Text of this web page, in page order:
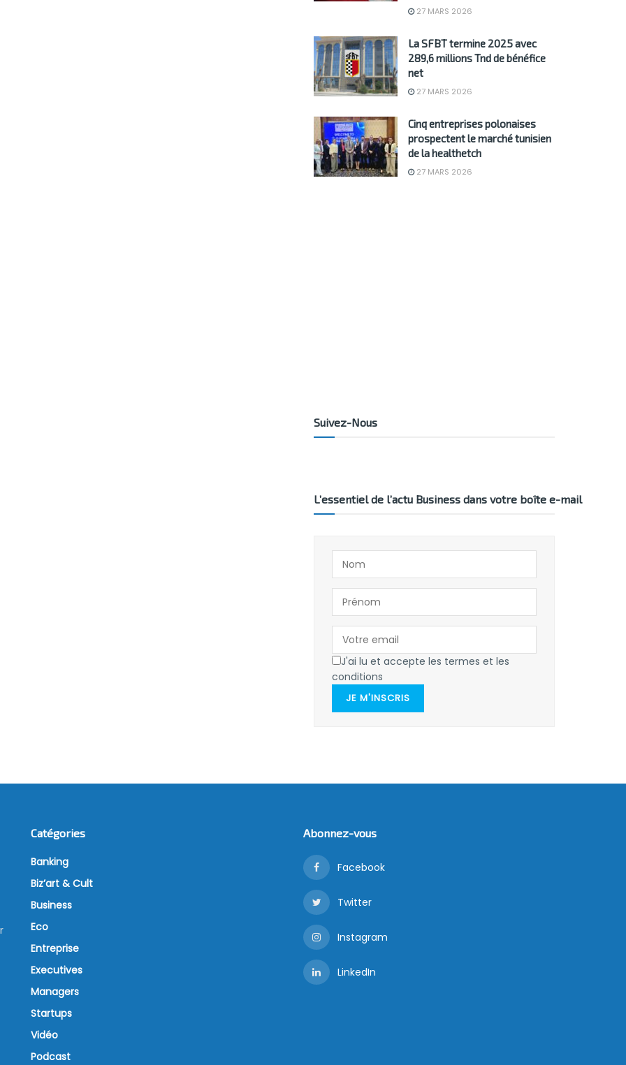
27 MARS 2026
La SFBT termine 2025 avec
289,6 millions Tnd de bénéfice
net
27 MARS 2026
Cinq entreprises polonaises
prospectent le marché tunisien
de la healthetch
27 MARS 2026
Suivez-Nous
L’essentiel de l’actu Business dans votre boîte e-mail
J'ai lu et accepte les termes et les
conditions
JE M'INSCRIS
Catégories
Banking
Biz’art & Cult
Business
Eco
Entreprise
Executives
Managers
Startups
Vidéo
Podcast
Abonnez-vous
Facebook
Twitter
Instagram
LinkedIn